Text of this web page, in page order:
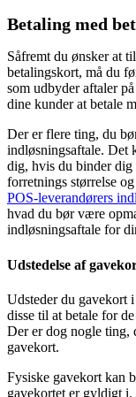
Betaling med
Såfremt du ønsker at
betalingskort, må du
som udbyder aftaler
dine kunder at betale
Der er flere ting, du
indløsningsaftale. Det
dig, hvis du binder
forretnings størrelse
POS-leverandørers
hvad du bør være
indløsningsaftale for
Udstedelse af
Udsteder du gavekort
disse til at betale for
Der er dog nogle ting,
gavekort.
Fysiske gavekort kan
gavekortet er gyldigt i.